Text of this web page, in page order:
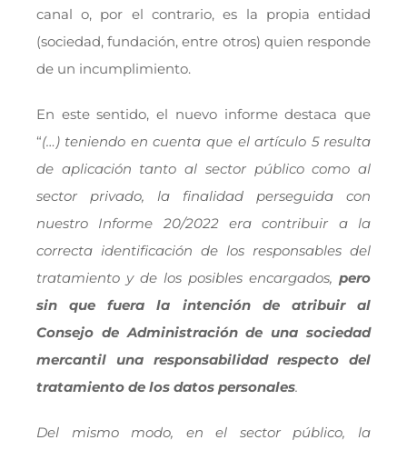
canal o, por el contrario, es la propia entidad
(sociedad, fundación, entre otros) quien responde
de un incumplimiento.
En este sentido, el nuevo informe destaca que
“(…) teniendo en cuenta que el artículo 5 resulta
de aplicación tanto al sector público como al
sector privado, la finalidad perseguida con
nuestro Informe 20/2022 era contribuir a la
correcta identificación de los responsables del
tratamiento y de los posibles encargados,pero
sin que fuera la intención de atribuir al
Consejo de Administración de una sociedad
mercantil una responsabilidad respecto del
tratamiento de los datos personales.
Del mismo modo, en el sector público, la